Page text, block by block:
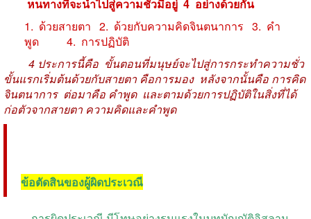
หนทางที่จะนำไปสู่ความชั่วมีอยู่ 4 อย่างด้วยกัน
1. ด้วยสายตา 2. ด้วยกับความคิดจินตนาการ 3. คำ
พูด 4. การปฏิบัติ
4 ประการนี้คือ ขั้นตอนที่มนุษย์จะไปสู่การกระทำความชั่ว
ขั้นแรกเริ่มต้นด้วยกับสายตา คือการมอง หลังจากนั้นคือ การคิด
จินตนาการ ต่อมาคือ คำพูด และตามด้วยการปฏิบัติในสิ่งที่ได้
ก่อตัวจากสายตา ความคิดและคำพูด
ข้อตัดสินของผู้ผิดประเวณี